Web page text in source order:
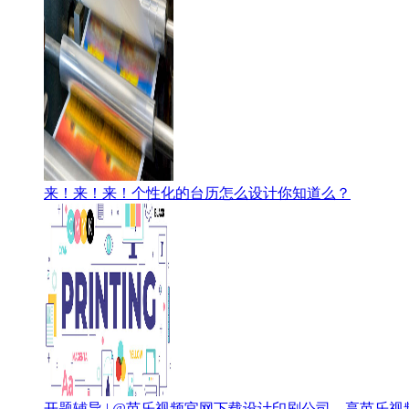
来！来！来！个性化的台历怎么设计你知道么？